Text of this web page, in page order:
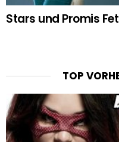
Stars und Promis
TOP